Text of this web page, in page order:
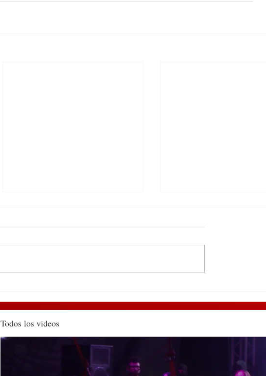
Huauchinango en encuentro
de alcaldes convocado por la
SEGOB Puebla
PUEBLA RECIBIRÁ EL
TIANGUIS TURÍSTICO
Todos los videos